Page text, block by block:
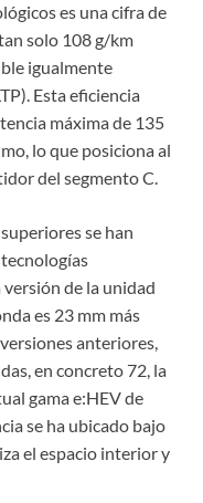
es una cifra de
solo 108 g/km
igualmente
Esta eficiencia
máxima de 135
lo que posiciona al
del segmento C.
se han
de la unidad
es 23 mm más
anteriores,
en concreto 72, la
gama e:HEV de
se ha ubicado bajo
el espacio interior y